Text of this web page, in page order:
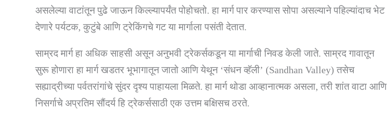
असलेल्या वाटांतून पुढे जाऊन किल्ल्यापर्यंत पोहोचतो. हा मार्ग पार करण्यास सोपा असल्याने पहिल्यांदाच भेट
देणारे पर्यटक, कुटुंबे आणि ट्रेकिंगचे गट या मार्गाला पसंती देतात.
साम्रद मार्ग हा अधिक साहसी असून अनुभवी ट्रेकर्सकडून या मार्गाची निवड केली जाते. साम्रद गावातून
सुरू होणारा हा मार्ग खडतर भूभागातून जातो आणि येथून ‘संधन व्हॅली’ (Sandhan Valley) तसेच
सह्याद्रीच्या पर्वतरांगांचे सुंदर दृश्य पाहायला मिळते. हा मार्ग थोडा आव्हानात्मक असला, तरी शांत वाटा आणि
निसर्गाचे अप्रतिम सौंदर्य हि ट्रेकर्ससाठी एक उत्तम बक्षिसच ठरते.